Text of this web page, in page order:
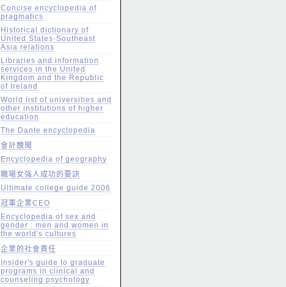
Concise encyclopedia of
pragmatics
Historical dictionary of
United States-Southeast
Asia relations
Libraries and information
services in the United
Kingdom and the Republic
of Ireland
World list of universities and
other institutions of higher
education
The Dante encyclopedia
會計醜聞
Encyclopedia of geography
職場女強人成功的要訣
Ultimate college guide 2006
冠軍企業CEO
Encyclopedia of sex and
gender : men and women in
the world's cultures
企業的社會責任
Insider's guide to graduate
programs in clinical and
counseling psychology